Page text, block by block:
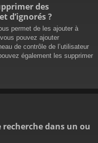
des
d’ignorés ?
permet de les ajouter à
pouvez ajouter
de contrôle de l’utilisateur
également les supprimer
dans un ou